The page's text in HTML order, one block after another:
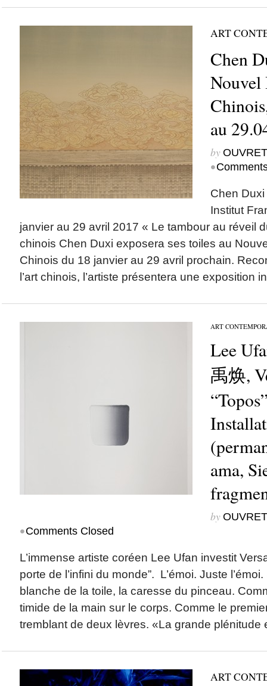
ART
Chen
Nouvel
au
by
•
Chen Duxi
Institut
janvier au 29 avril 2017 « Le tambour au réveil
chinois Chen Duxi exposera ses toiles au
Chinois du 18 janvier au 29 avril prochain.
l’art chinois, l’artiste présentera une exposition
ART
Lee
禹焕,
ama,
by
•Comments Closed
L’immense artiste coréen Lee Ufan investit
porte de l’infini du monde”. L’émoi. Juste
blanche de la toile, la caresse du pinceau.
timide de la main sur le corps. Comme le
tremblant de deux lèvres. «La grande plénitude
ART